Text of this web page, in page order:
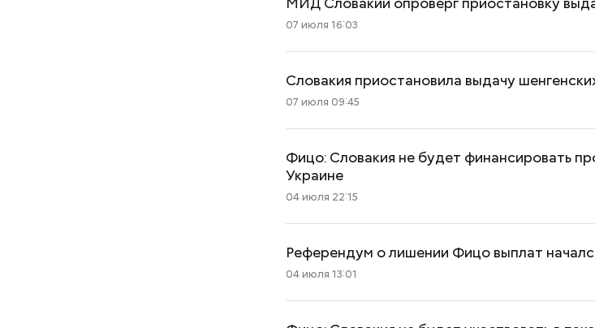
07 июля 16:03
Словакия приостановила выдачу
07 июля 09:45
Фицо: Словакия не будет финансировать
Украине
04 июля 22:15
Референдум о лишении Фицо выплат
04 июля 13:01